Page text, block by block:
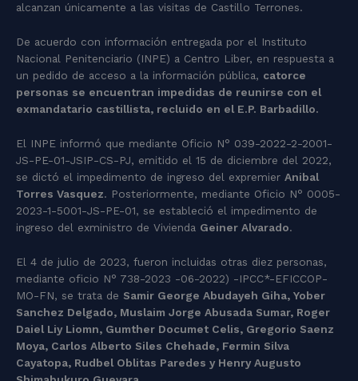
alcanzan únicamente a las visitas de Castillo Terrones.
De acuerdo con información entregada por el Instituto
Nacional Penitenciario (INPE) a Centro Liber, en respuesta a
un pedido de acceso a la información pública, catorce
personas se encuentran impedidas de reunirse con el
exmandatario castillista, recluido en el E.P. Barbadillo.
El INPE informó que mediante Oficio N° 039-2022-2-2001-
JS-PE-01-JSIP-CS-PJ, emitido el 15 de diciembre del 2022,
se dictó el impedimento de ingreso del expremier Anibal
Torres Vasquez. Posteriormente, mediante Oficio N° 0005-
2023-1-5001-JS-PE-01, se estableció el impedimento de
ingreso del exministro de Vivienda Geiner Alvarado.
El 4 de julio de 2023, fueron incluidas otras diez personas,
mediante oficio N° 738-2023 -06-2022) -IPCC*-EFICCOP-
MO-FN, se trata de Samir George Abudayeh Giha, Yober
Sanchez Delgado, Muslaim Jorge Abusada Sumar, Roger
Daiel Liy Liomn, Gumther Documet Celis, Gregorio Saenz
Moya, Carlos Alberto Siles Chehade, Fermin Silva
Cayatopa, Rudbel Oblitas Paredes y Henry Augusto